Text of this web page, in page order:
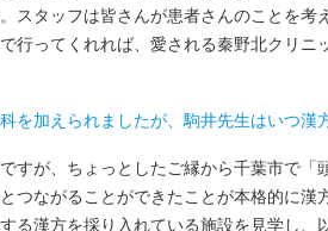
スタッフは皆さんが患者さんのことを考
行ってくれれば、愛される秦野北クリニ
加えられましたが、駒井先生はいつ漢方
すが、ちょっとしたご縁から千葉市で「
つながることができたことが本格的に漢
る漢方を採り入れている施設を見学し、